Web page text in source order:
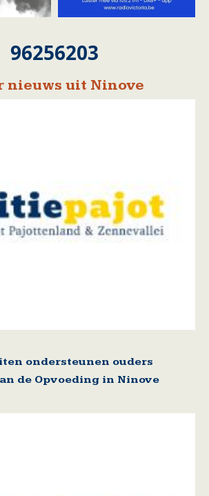
96256203
nieuws uit Ninove
ondersteunen ouders
de Opvoeding in Ninove